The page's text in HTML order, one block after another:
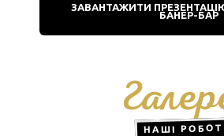
ЗАВАНТАЖИТИ
БАНЕР-БАР
НАШІ